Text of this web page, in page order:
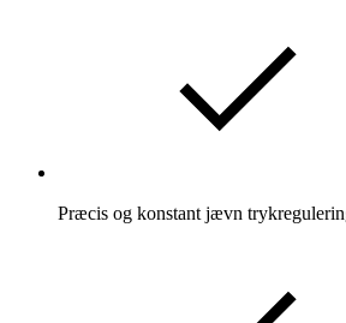
Præcis og konstant jævn